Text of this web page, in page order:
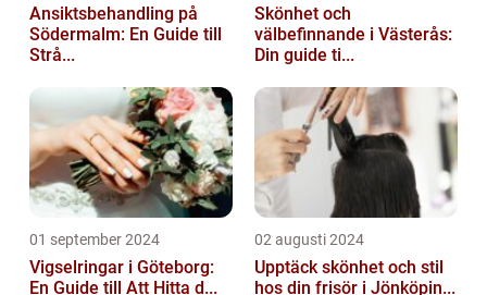
Ansiktsbehandling på
Södermalm: En Guide till
Strå...
Skönhet och
välbefinnande i Västerås:
Din guide ti...
01 september 2024
Vigselringar i Göteborg:
En Guide till Att Hitta d...
02 augusti 2024
Upptäck skönhet och stil
hos din frisör i Jönköpin...